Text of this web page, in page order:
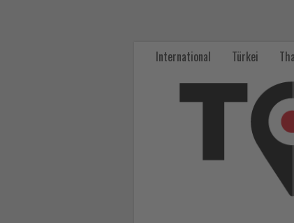
International Türkei